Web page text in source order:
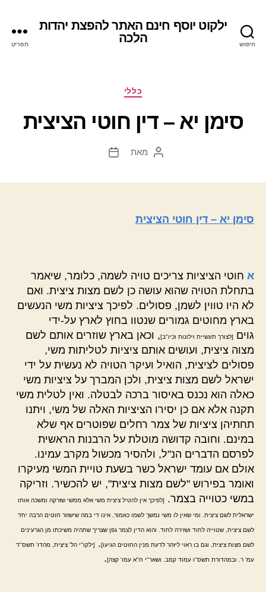
חיפוש
ילקוט יוסף חינם האתר להפצת יהדות
הלכה
תפריט
קטגוריותכללי
סימן יא – דין חוטי הציצית
המחבר
מאת
תאריך
סימן יא – דין חוטי הציצית
א חוטי הציציות צריכים טויה לשמה, כלומר, שיאמר
בתחלת הטויה שהוא עושה כן לשם מצות ציצית. ואם
לא היו טווין לשמן, פסולים. לפיכך ציציות משי הנעשים
בארץ מחוטים גמורים שנטוו בחוץ לארץ על-ידי
גוים
[לצורך תעשיית וילונות וכיו"ב], וכאן בארץ שוזרים אותם לשם
מצוה ציצית, ועושים אותם ציציות לטליתות משי,
פסולים לציצית, הואיל ועיקר הטויה לא נעשית על ידי
ישראל לשם מצות ציצית, ולכן המברך על ציציות משי
כאלה הוא נכנס באיסור ברכה לבטלה. ואין לטלית משי
תקנה אלא אם כן יסירו הציציות האלה של משי, ויתנו
תחתיהן ציציות של צמר רחלים שפוטרים אף שלא
במינם. וחובה קדושה מוטלת על הרבנות הראשית
לפרסם הדברים הנ"ל, ולהסיר מכשול מקרב עמינו.
אולם אם עומד ישראל כשר בשעת טויית המשי מעיקרו
ואומר בפירוש "לשם מצות ציצית", יש להכשיר. וזריקה
במשי כטוייה בצמר.
[לפיכך אין להטיל ציצית משי אלא ממשי שזרקה ומשכה אותו
ישראלית לשם ציצית. ומי שאין לו משי נמשך לשמו כאמור, אינו די במה שישזור חוטים הרבה יחד
לשם ציצית, שטוייה לחוד ושזירה לחוד. והוא הדין לצמר גפן שצריך שתהיה משיכתו מן הגרעינים
לשם מצות ציצית, וגם בו ראוי ליזהר לדעת מנין החוטים הגיעו]. [ילקו"י הל' ציצית, מהדו' תשס"ד
עמ' ר. ובמהדורת תשס"ו עמוד קמב. ושאר"י ח"א עמו' קצה].